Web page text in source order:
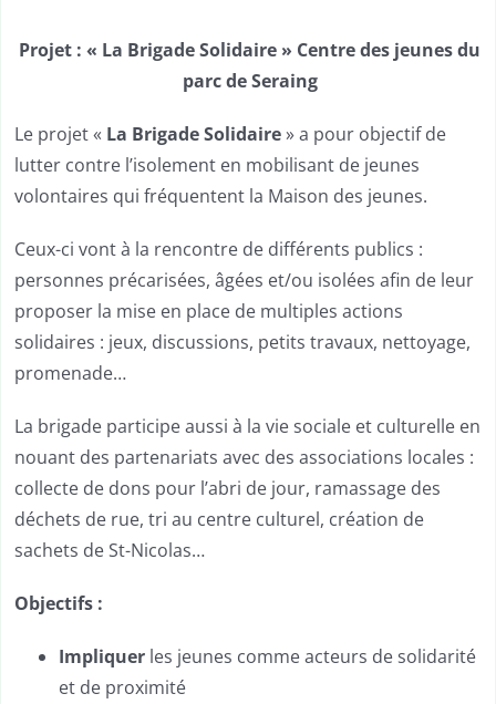
Projet : « La Brigade Solidaire » Centre des jeunes du
parc de Seraing
Le projet « La Brigade Solidaire» a pour objectif de
lutter contre l’isolement en mobilisant de jeunes
volontaires qui fréquentent la Maison des jeunes.
Ceux-ci vont à la rencontre de différents publics :
personnes précarisées, âgées et/ou isolées afin de leur
proposer la mise en place de multiples actions
solidaires : jeux, discussions, petits travaux, nettoyage,
promenade…
La brigade participe aussi à la vie sociale et culturelle en
nouant des partenariats avec des associations locales :
collecte de dons pour l’abri de jour, ramassage des
déchets de rue, tri au centre culturel, création de
sachets de St-Nicolas…
Objectifs :
Impliquerles jeunes comme acteurs de solidarité
et de proximité